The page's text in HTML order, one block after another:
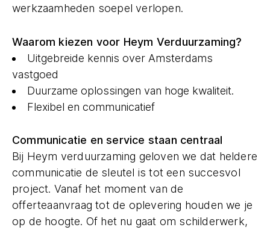
werkzaamheden soepel verlopen.
Waarom kiezen voor Heym Verduurzaming?
Uitgebreide kennis over Amsterdams
vastgoed
Duurzame oplossingen van hoge kwaliteit.
Flexibel en communicatief
Communicatie en service staan centraal
Bij Heym verduurzaming geloven we dat heldere
communicatie de sleutel is tot een succesvol
project. Vanaf het moment van de
offerteaanvraag tot de oplevering houden we je
op de hoogte. Of het nu gaat om schilderwerk,